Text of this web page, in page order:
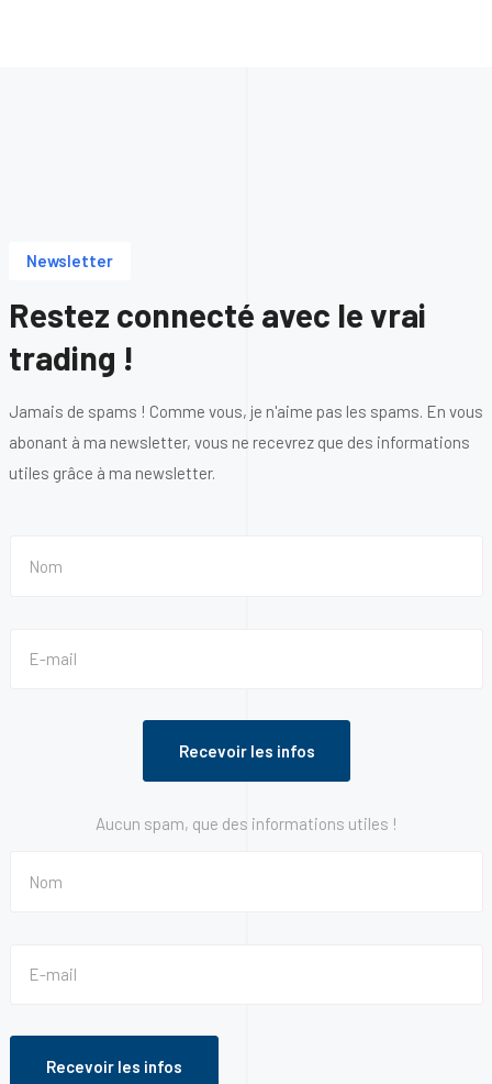
Newsletter
Restez connecté avec le vrai
trading !
Jamais de spams ! Comme vous, je n'aime pas les spams. En vous
abonant à ma newsletter, vous ne recevrez que des informations
utiles grâce à ma newsletter.
Aucun spam, que des informations utiles !